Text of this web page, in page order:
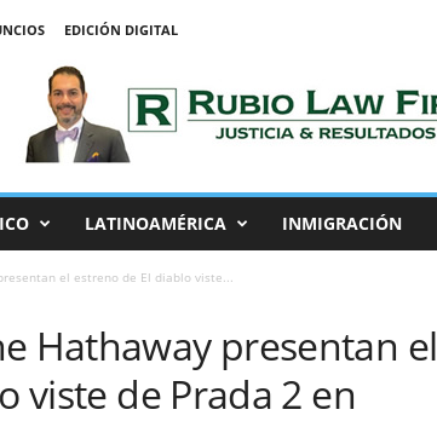
EDICIÓN DIGITAL
LATINOAMÉRICA INMIGRACIÓN
el estreno de El diablo viste...
Hathaway presentan el
viste de Prada 2 en